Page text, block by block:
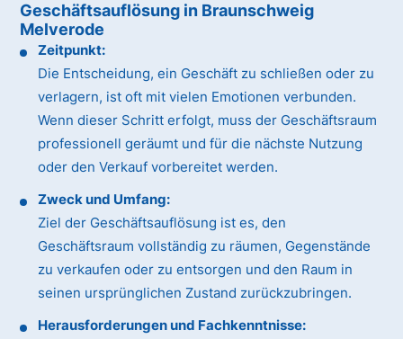
Geschäftsauflösung in Braunschweig
Melverode
Zeitpunkt:
Die Entscheidung, ein Geschäft zu schließen oder zu
verlagern, ist oft mit vielen Emotionen verbunden.
Wenn dieser Schritt erfolgt, muss der Geschäftsraum
professionell geräumt und für die nächste Nutzung
oder den Verkauf vorbereitet werden.
Zweck und Umfang:
Ziel der Geschäftsauflösung ist es, den
Geschäftsraum vollständig zu räumen, Gegenstände
zu verkaufen oder zu entsorgen und den Raum in
seinen ursprünglichen Zustand zurückzubringen.
Herausforderungen und Fachkenntnisse: